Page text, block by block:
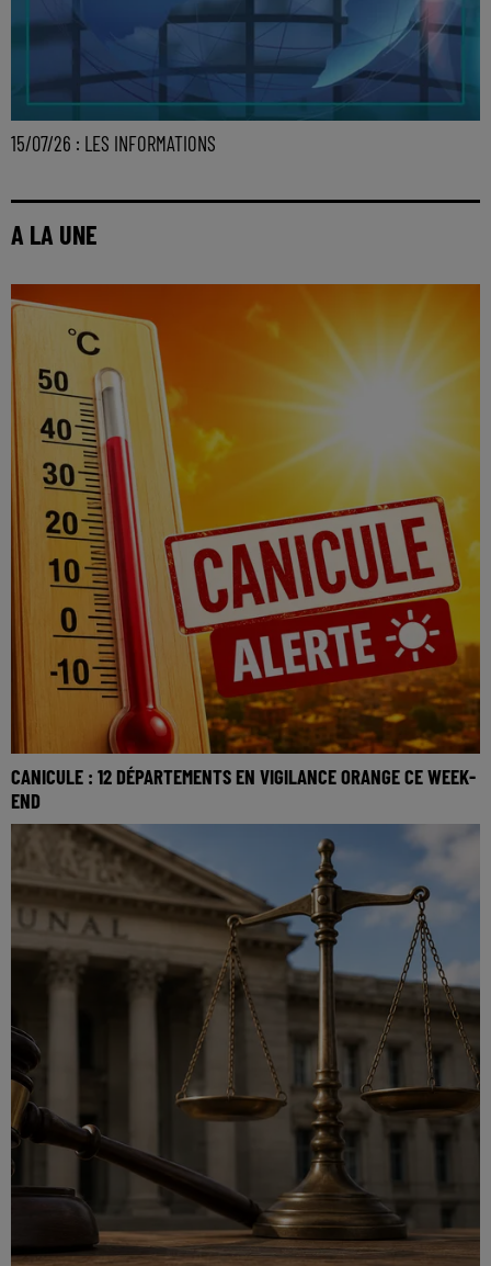
15/07/26 : LES INFORMATIONS
A LA UNE
CANICULE : 12 DÉPARTEMENTS EN VIGILANCE ORANGE CE WEEK-
END